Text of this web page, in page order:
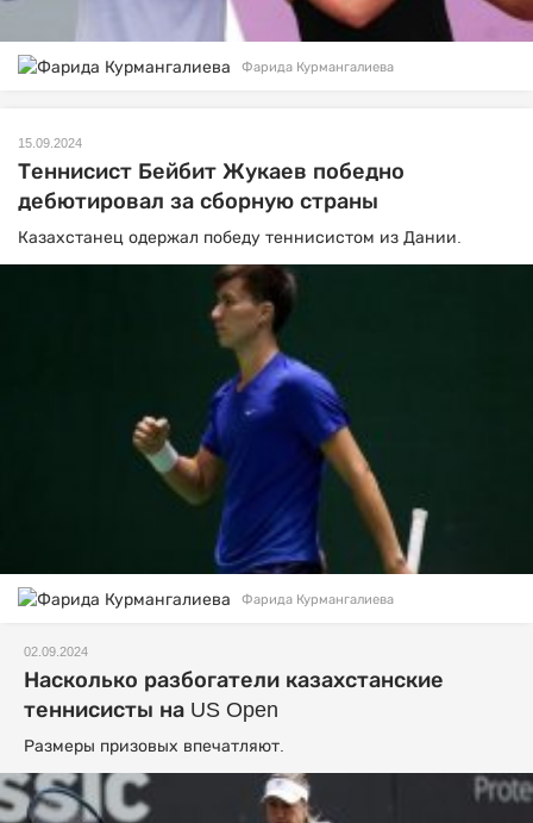
Фарида Курмангалиева
15.09.2024
Теннисист Бейбит Жукаев победно
дебютировал за сборную страны
Казахстанец одержал победу теннисистом из Дании.
Фарида Курмангалиева
02.09.2024
Насколько разбогатели казахстанские
теннисисты на US Open
Размеры призовых впечатляют.